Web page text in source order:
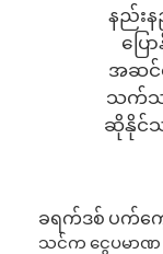
နည်းန
ပြ
အဆင်
သက်သာ
ဆိုနိုင်
ခရက်ဒစ် ပက်ကေ့
သင်က ငွေပမာ